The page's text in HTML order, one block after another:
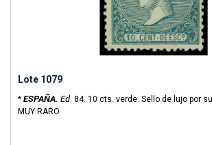
Lote 1079
* ESPAÑA. Ed. 84. 10 cts. verde. Sello de lujo por
MUY RARO.